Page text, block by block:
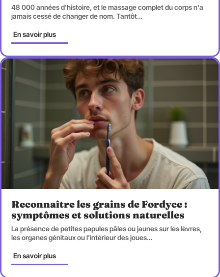
48 000 années d'histoire, et le massage complet du corps n'a
jamais cessé de changer de nom. Tantôt…
En savoir plus
Reconnaître les grains de Fordyce :
symptômes et solutions naturelles
La présence de petites papules pâles ou jaunes sur les lèvres,
les organes génitaux ou l'intérieur des joues…
En savoir plus